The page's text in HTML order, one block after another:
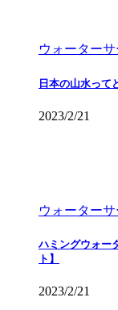
ウォーター
日本の山水って
2023/2/21
ウォーター
ハミングウォー
ト】
2023/2/21